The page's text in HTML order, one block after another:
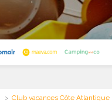
Club vacances Côte Atlantique